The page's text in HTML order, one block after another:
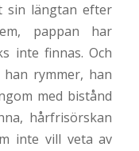
sin längtan efter
pappan har
inte finnas. Och
rymmer, han
med bistånd
hårfrisörskan
inte vill veta av